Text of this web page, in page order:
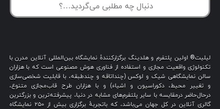
لیلیت® اولین پلتفرم و هلدینگ برگزارکنندهٔ نمایشگاه بین‌المللی آنلاین مدرن با
تکنولوژی واقعیت مجازی و استفاده از فناوری هوش مصنوعی است که با هزاران
سالن نمایشگاهی شیک و لوکس (چنداتاقه و چندطبقه، با قابلیت شخصی‌سازی
و تغییر محیط، دکوراسیون و اشیاء) و با هزاران طرح قاب‌مجازی متنوع،
درحال‌حاضر درمقایسه با سایر پلتفرم‌های مشابه در دنیا، پیشرفته‌ترین و بزرگترین
گالری آنلاین در کل جهان می‌باشد، که باتجربهٔ برگزاری بیش از ۲۵۰ نمایشگاه